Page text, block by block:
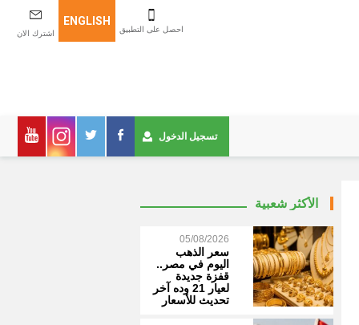
اشترك الان
ENGLISH
احصل على التطبيق
تسجيل الدخول
الأكثر شعبية
05/08/2026
سعر الذهب
اليوم في مصر..
قفزة جديدة
لعيار 21 وده آخر
تحديث للأسعار